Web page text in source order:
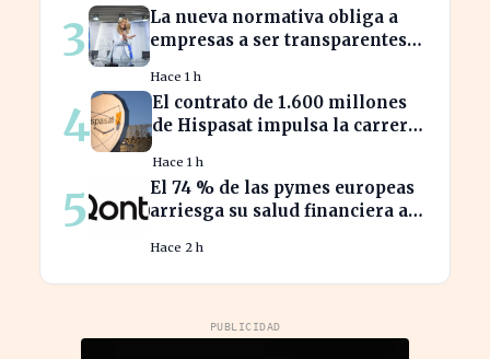
3
La nueva normativa obliga a
empresas a ser transparentes
trabajadores en puestos
similares
Hace 1 h
4
El contrato de 1.600 millones
de Hispasat impulsa la carrera
Hace 1 h
5
El 74 % de las pymes europeas
arriesga su salud financiera al
Hace 2 h
PUBLICIDAD